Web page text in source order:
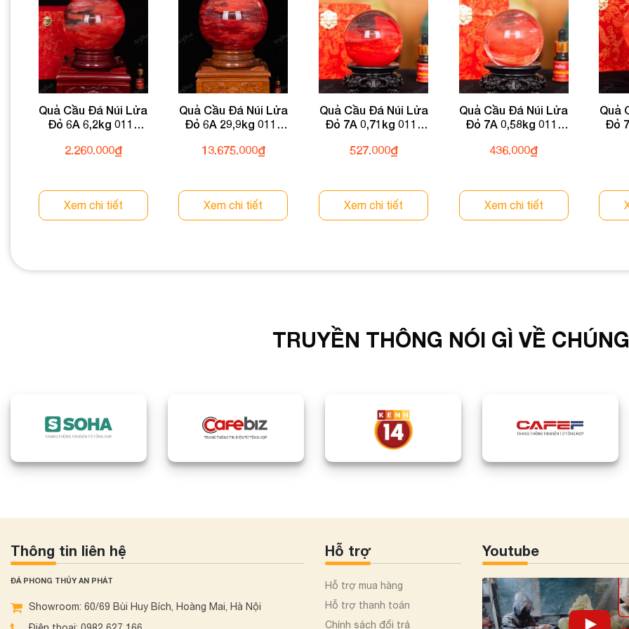
Quả Cầu Đá Núi Lửa
Đỏ 6A 6,2kg 011-
2.260.000₫
Xem chi tiết
Quả Cầu Đá Núi Lửa
Đỏ 6A 29,9kg 011-
13.675.000₫
Xem chi tiết
Quả Cầu Đá Núi Lửa
Đỏ 7A 0,71kg 011-
527.000₫
Xem chi tiết
Quả Cầu Đá Núi Lửa
Đỏ 7A 0,58kg 011-
436.000₫
Xem chi tiết
Quả
Đỏ
TRUYỀN THÔNG NÓI GÌ VỀ
Thông tin liên hệ
ĐÁ PHONG THỦY AN PHÁT
Showroom: 60/69 Bùi Huy Bích, Hoàng Mai, Hà Nội
Hỗ trợ
Hỗ trợ mua hàng
Hỗ trợ thanh toán
Chính sách đổi trả
Youtube